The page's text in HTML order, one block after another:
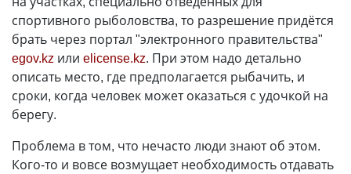
спортивного рыболовства, то разрешение придётся
брать через портал "электронного правительства"
egov.kz или elicense.kz. При этом надо детально
описать место, где предполагается рыбачить, и
сроки, когда человек может оказаться с удочкой на
берегу.
Проблема в том, что нечасто люди знают об этом.
Кого-то и вовсе возмущает необходимость отдавать